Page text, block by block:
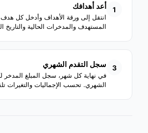
1 أعد أهدافك
انتقل إلى ورقة الأهداف وأدخل كل هدف
المستهدف والمدخرات الحالية
3 سجل التقدم الشهري
في نهاية كل شهر، سجل المبلغ المدخر
الشهري. تحسب الإجماليات والتغيرات